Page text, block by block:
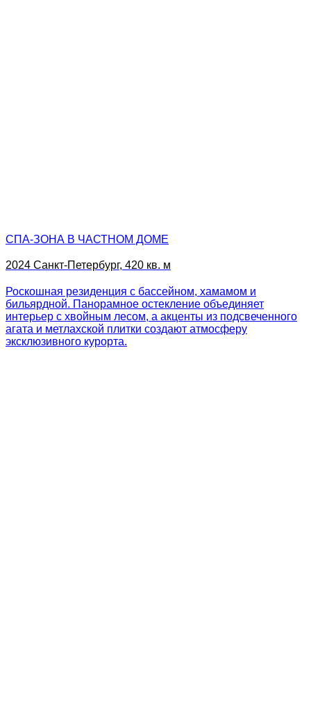
СПА-ЗОНА В ЧАСТНОМ ДОМЕ
2024 Санкт-Петербург, 420 кв. м
Роскошная резиденция с бассейном, хамамом и
бильярдной. Панорамное остекление объединяет
интерьер с хвойным лесом, а акценты из подсвеченного
агата и метлахской плитки создают атмосферу
эксклюзивного курорта.